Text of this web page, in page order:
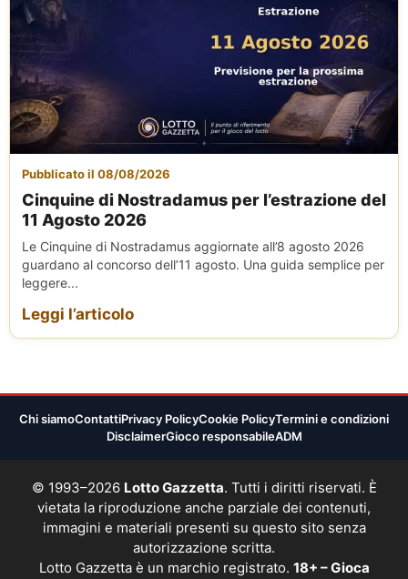
Pubblicato il 08/08/2026
Cinquine di Nostradamus per l’estrazione del
11 Agosto 2026
Le Cinquine di Nostradamus aggiornate all’8 agosto 2026
guardano al concorso dell’11 agosto. Una guida semplice per
leggere...
Leggi l’articolo
Chi siamoContattiPrivacy PolicyCookie PolicyTermini e condizioni
DisclaimerGioco responsabileADM
© 1993–2026 Lotto Gazzetta. Tutti i diritti riservati. È
vietata la riproduzione anche parziale dei contenuti,
immagini e materiali presenti su questo sito senza
autorizzazione scritta.
Lotto Gazzetta è un marchio registrato. 18+ – Gioca